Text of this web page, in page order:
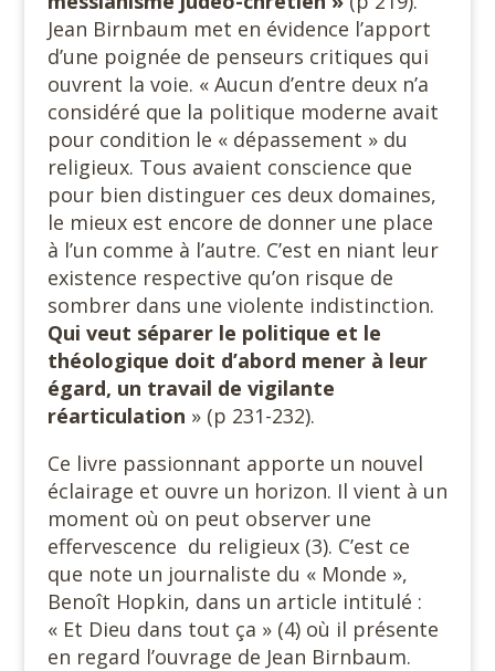
Jean Birnbaum met en évidence l’apport
d’une poignée de penseurs critiques qui
ouvrent la voie. « Aucun d’entre deux n’a
considéré que la politique moderne avait
pour condition le « dépassement » du
religieux. Tous avaient conscience que
pour bien distinguer ces deux domaines,
le mieux est encore de donner une place
à l’un comme à l’autre. C’est en niant leur
existence respective qu’on risque de
sombrer dans une violente indistinction.
Qui veut séparer le politique et le
théologique doit d’abord mener à leur
égard, un travail de vigilante
réarticulation » (p 231-232).
Ce livre passionnant apporte un nouvel
éclairage et ouvre un horizon. Il vient à un
moment où on peut observer une
effervescence du religieux (3). C’est ce
que note un journaliste du « Monde »,
Benoît Hopkin, dans un article intitulé :
« Et Dieu dans tout ça » (4) où il présente
en regard l’ouvrage de Jean Birnbaum.